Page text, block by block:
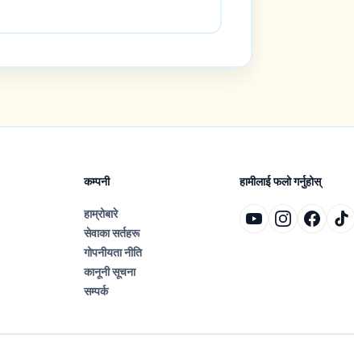
कम्पनी
हाम्रोबारे
सेवाका सर्तहरू
गोपनीयता नीति
कानूनी सूचना
सम्पर्क
हामीलाई फलो गर्नुहोस्